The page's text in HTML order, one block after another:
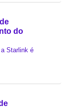
do
Starlink é